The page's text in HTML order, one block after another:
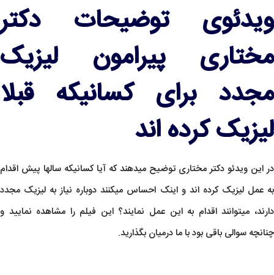
ویدئوی توضیحات دکتر
مختاری پیرامون لیزیک
مجدد برای کسانیکه قبلا
لیزیک کرده اند
در این ویدئو دکتر مختاری توضیح میدهند که آیا کسانیکه سالها پیش اقدام
به عمل لیزیک کرده‌ اند و اینک احساس میکنند دوباره نیاز به لیزیک مجدد
دارند، میتوانند اقدام به این عمل نمایند؟ این فیلم را مشاهده نمایید و
چنانچه سوالی باقی بود با ما درمیان بگذارید.